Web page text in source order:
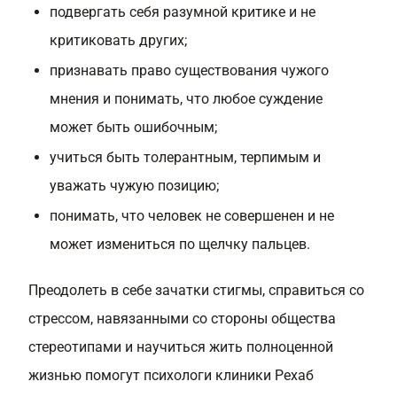
подвергать себя разумной критике и не
критиковать других;
признавать право существования чужого
мнения и понимать, что любое суждение
может быть ошибочным;
учиться быть толерантным, терпимым и
уважать чужую позицию;
понимать, что человек не совершенен и не
может измениться по щелчку пальцев.
Преодолеть в себе зачатки стигмы, справиться со
стрессом, навязанными со стороны общества
стереотипами и научиться жить полноценной
жизнью помогут психологи клиники Рехаб